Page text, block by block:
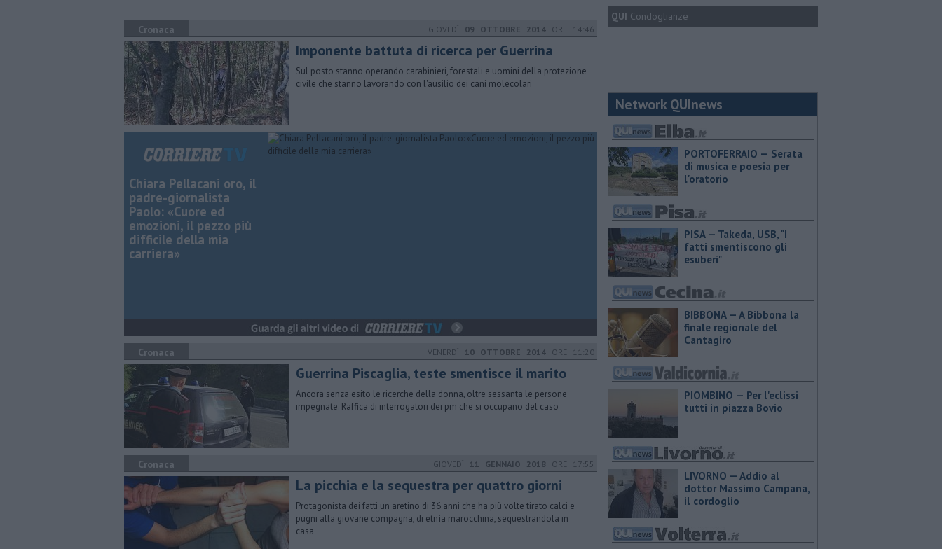
Cronaca GIOVEDÌ 09 OTTOBRE 2014 ORE 14:46
Imponente battuta di ricerca per Guerrina
Sul posto stanno operando carabinieri, forestali e uomini della protezione
civile che stanno lavorando con l'ausilio dei cani molecolari
Chiara Pellacani oro, il
padre-giornalista
Paolo: «Cuore ed
emozioni, il pezzo più
difficile della mia
carriera»
Cronaca VENERDÌ 10 OTTOBRE 2014 ORE 11:20
Guerrina Piscaglia, teste smentisce il marito
Ancora senza esito le ricerche della donna, oltre sessanta le persone
impegnate. Raffica di interrogatori dei pm che si occupano del caso
Cronaca GIOVEDÌ 11 GENNAIO 2018 ORE 17:55
La picchia e la sequestra per quattro giorni
Protagonista dei fatti un aretino di 36 anni che ha più volte tirato calci e
pugni alla giovane compagna, di etnìa marocchina, sequestrandola in
casa
QUI Condoglianze
Network QUInews
PORTOFERRAIO — Serata
di musica e poesia per
l'oratorio
PISA — Takeda, USB, "I
fatti smentiscono gli
esuberi"
BIBBONA — A Bibbona la
finale regionale del
Cantagiro
PIOMBINO — Per l'eclissi
tutti in piazza Bovio
LIVORNO — Addio al
dottor Massimo Campana,
il cordoglio